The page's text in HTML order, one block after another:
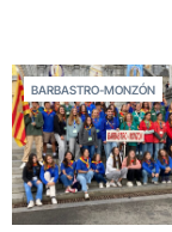
BARBASTRO-MONZÓN